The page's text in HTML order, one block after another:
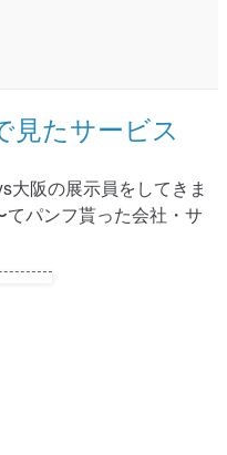
見たサービス
大阪の展示員をしてきま
パンフ貰った会社・サ